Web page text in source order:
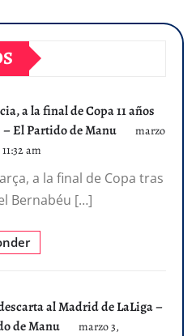
a la final de Copa 11 años
– El Partido de Manu
marzo
am
a la final de Copa tras
Bernabéu […]
al Madrid de LaLiga –
de Manu
marzo 3,